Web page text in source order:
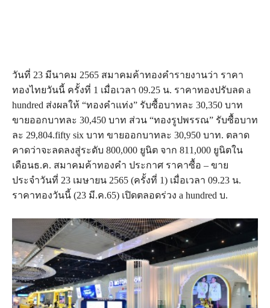
วันที่ 23 มีนาคม 2565 สมาคมค้าทองคำรายงานว่า ราคา
ทองไทยวันนี้ ครั้งที่ 1 เมื่อเวลา 09.25 น. ราคาทองปรับลด a
hundred ส่งผลให้ “ทองคำแท่ง” รับซื้อบาทละ 30,350 บาท
ขายออกบาทละ 30,450 บาท ส่วน “ทองรูปพรรณ” รับซื้อบาท
ละ 29,804.fifty six บาท ขายออกบาทละ 30,950 บาท. ตลาด
คาดว่าจะลดลงสู่ระดับ 800,000 ยูนิต จาก 811,000 ยูนิตใน
เดือนธ.ค. สมาคมค้าทองคำ ประกาศ ราคาซื้อ – ขาย
ประจำวันที่ 23 เมษายน 2565 (ครั้งที่ 1) เมื่อเวลา 09.23 น.
ราคาทองวันนี้ (23 มี.ค.65) เปิดตลอดร่วง a hundred บ.